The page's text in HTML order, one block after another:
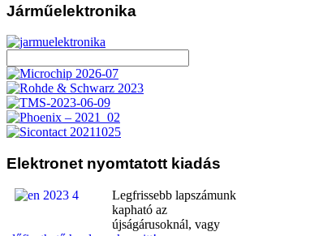
Járműelektronika
Elektronet nyomtatott kiadás
Legfrissebb lapszámunk
kapható az
újságárusoknál, vagy